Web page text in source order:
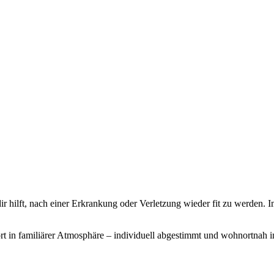
hilft, nach einer Erkrankung oder Verletzung wieder fit zu werden.
in familiärer Atmosphäre – individuell abgestimmt und wohnortnah